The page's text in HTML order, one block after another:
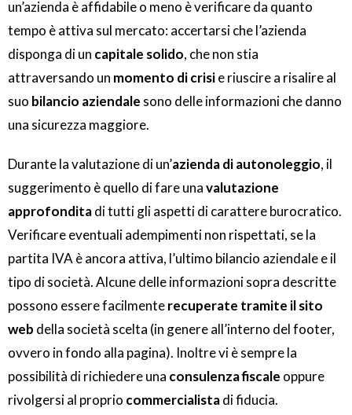
un’azienda è affidabile o meno è verificare da quanto
tempo è attiva sul mercato: accertarsi che l’azienda
disponga di un capitale solido, che non stia
attraversando un momento di crisie riuscire a risalire al
suo bilancio aziendale sono delle informazioni che danno
una sicurezza maggiore.
Durante la valutazione di un’azienda di autonoleggio, il
suggerimento è quello di fare unavalutazione
approfonditadi tutti gli aspetti di carattere burocratico.
Verificare eventuali adempimenti non rispettati, se la
partita IVA è ancora attiva, l’ultimo bilancio aziendale e il
tipo di società. Alcune delle informazioni sopra descritte
possono essere facilmenterecuperate tramite il sito
web della società scelta (in genere all’interno del footer,
ovvero in fondo alla pagina). Inoltre vi è sempre la
possibilità di richiedere una consulenza fiscale oppure
rivolgersi al proprio commercialistadi fiducia.